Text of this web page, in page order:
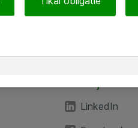
LinkedIn